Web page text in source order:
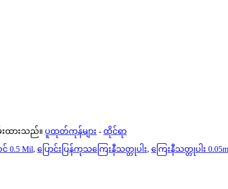
မ်းထားသည်။ ပူထုတ်ကုန်များ - ထိုင်ရာ
0.5 Mil, ပြောင်းပြန်ကုသကြေးနီသတ္တုပါး, ကြေးနီသတ္တုပါး